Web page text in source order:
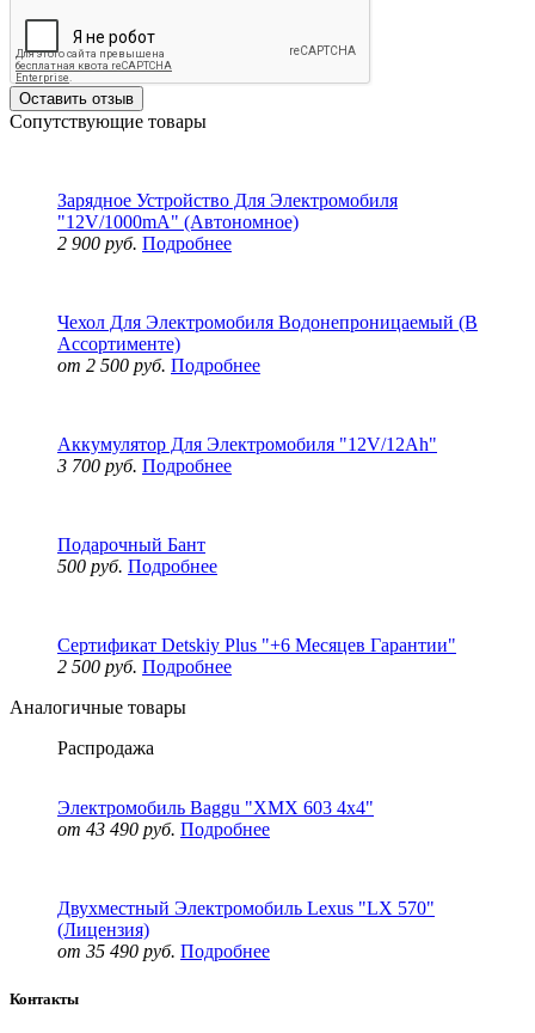
Оставить отзыв
Сопутствующие товары
Зарядное Устройство Для Электромобиля
"12V/1000mA" (Автономное)
2 900 руб. Подробнее
Чехол Для Электромобиля Водонепроницаемый (В
Ассортименте)
от 2 500 руб. Подробнее
Аккумулятор Для Электромобиля "12V/12Ah"
3 700 руб. Подробнее
Подарочный Бант
500 руб. Подробнее
Сертификат Detskiy Plus "+6 Месяцев Гарантии"
2 500 руб. Подробнее
Аналогичные товары
Распродажа
Электромобиль Baggu "XMX 603 4x4"
от 43 490 руб. Подробнее
Двухместный Электромобиль Lexus "LX 570"
(Лицензия)
от 35 490 руб. Подробнее
Контакты